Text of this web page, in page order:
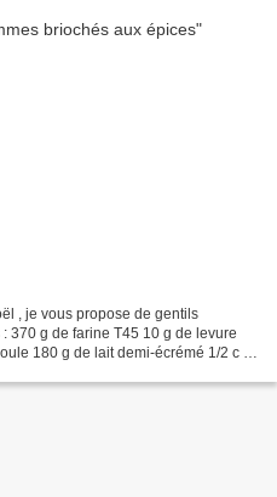
, je vous propose de gentils
370 g de farine T45 10 g de levure
180 g de lait demi-écrémé 1/2 c à